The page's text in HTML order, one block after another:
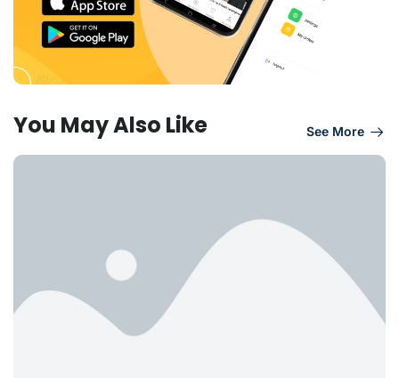
You May Also Like See More